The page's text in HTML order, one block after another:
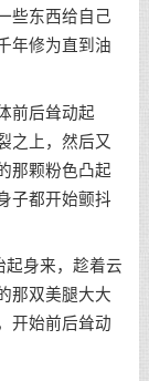
些东西给自己
年修为直到油
前后耸动起
之上，然后又
那颗粉色凸起
子都开始颤抖
身来，趁着云
那双美腿大大
开始前后耸动